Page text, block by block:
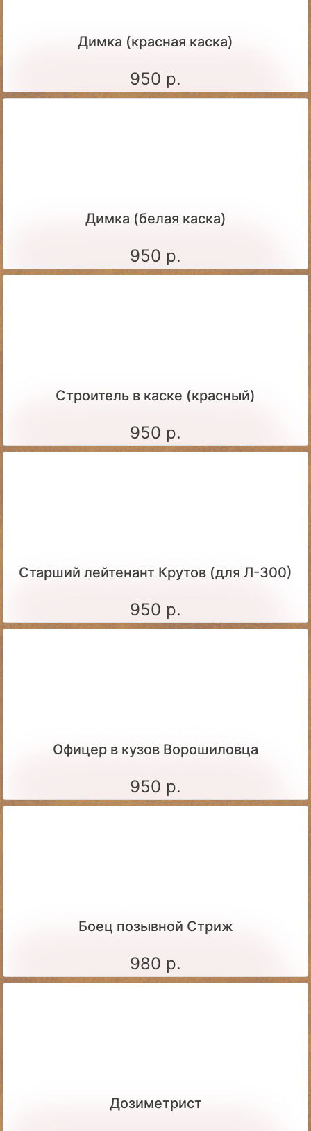
Димка (красная каска)
950 р.
Димка (белая каска)
950 р.
Строитель в каске (красный)
950 р.
Старший лейтенант Крутов (для Л-300)
950 р.
Офицер в кузов Ворошиловца
950 р.
Боец позывной Стриж
980 р.
Дозиметрист